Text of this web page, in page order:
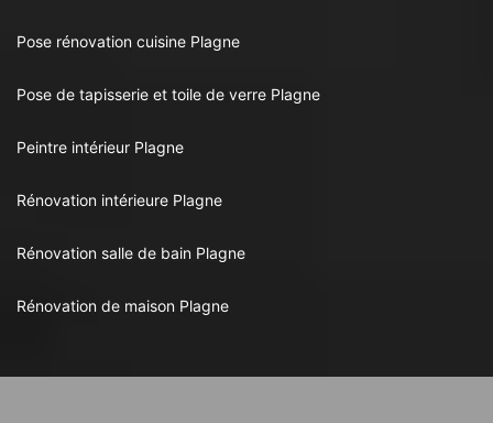
Pose rénovation cuisine Plagne
Pose de tapisserie et toile de verre Plagne
Peintre intérieur Plagne
Rénovation intérieure Plagne
Rénovation salle de bain Plagne
Rénovation de maison Plagne